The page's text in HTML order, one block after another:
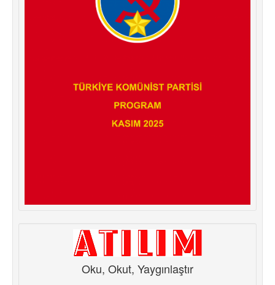
Oku, Okut, Yaygınlaştır